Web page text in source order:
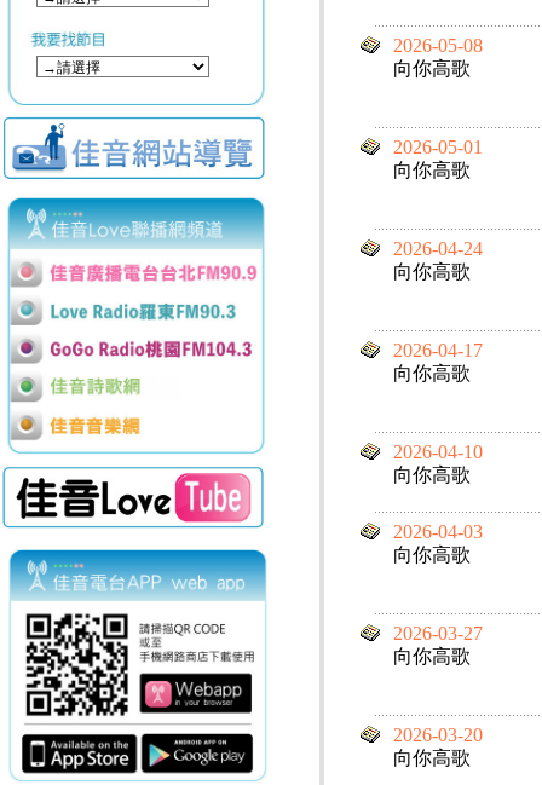
2026-05-08
向你高歌
2026-05-01
向你高歌
2026-04-24
向你高歌
2026-04-17
向你高歌
2026-04-10
向你高歌
2026-04-03
向你高歌
2026-03-27
向你高歌
2026-03-20
向你高歌